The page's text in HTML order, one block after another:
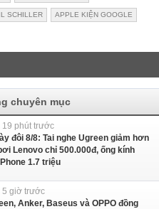
SCHILLER APPLE KIỆN GOOGLE
chuyên mục
19 phút trước
đôi 8/8: Tai nghe Ugreen giảm hơn
Lenovo chỉ 500.000đ, ống kính
1.7 triệu
5 giờ trước
Anker, Baseus và OPPO đồng